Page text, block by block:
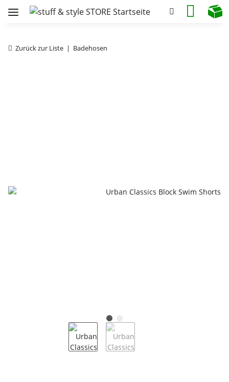
Zurück zur Liste Badehosen